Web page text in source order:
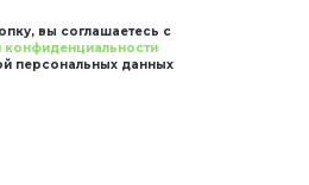
вы соглашаетесь с
конфиденциальности
персональных данных